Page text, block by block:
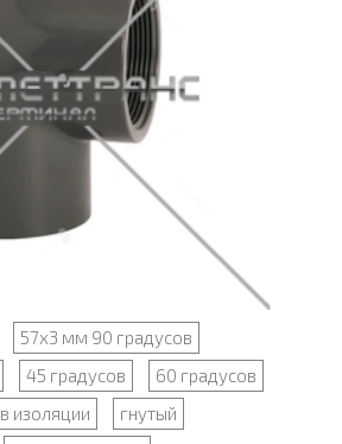
57х3 мм 90 градусов
45 градусов
60 градусов
в изоляции
гнутый